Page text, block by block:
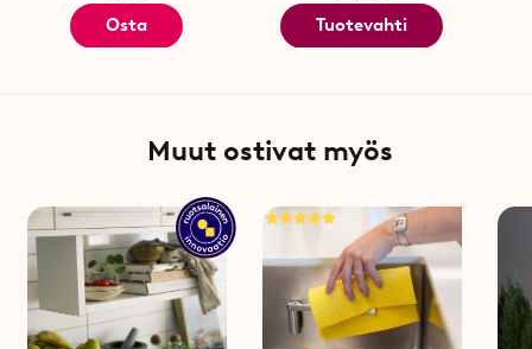
Osta Tuotevahti
Muut ostivat myös